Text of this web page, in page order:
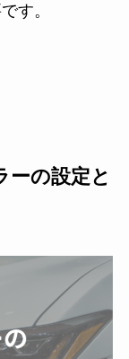
す。
ーの設定と